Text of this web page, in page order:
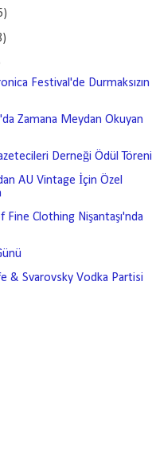
Festival'de Durmaksızın
Zamana Meydan Okuyan
Derneği Ödül Töreni
AU Vintage İçin Özel
Fine Clothing Nişantaşı'nda
& Svarovsky Vodka Partisi